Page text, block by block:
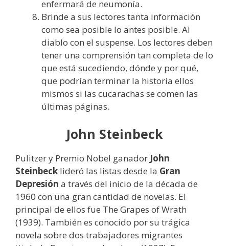
enfermará de neumonía.
Brinde a sus lectores tanta información
como sea posible lo antes posible. Al
diablo con el suspense. Los lectores deben
tener una comprensión tan completa de lo
que está sucediendo, dónde y por qué,
que podrían terminar la historia ellos
mismos si las cucarachas se comen las
últimas páginas.
John Steinbeck
Pulitzer y Premio Nobel ganador John
Steinbeck lideró las listas desde la Gran
Depresión a través del inicio de la década de
1960 con una gran cantidad de novelas. El
principal de ellos fue The Grapes of Wrath
(1939). También es conocido por su trágica
novela sobre dos trabajadores migrantes